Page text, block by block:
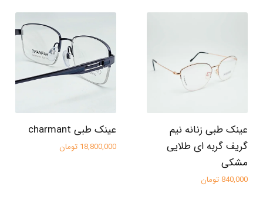
عینک طبی زنانه نیم
گریف گربه ای طلایی
مشکی
840,000 تومان
عینک طبی charmant
18,800,000 تومان